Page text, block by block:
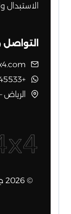
الاستبدال
التواصل
+966500845533